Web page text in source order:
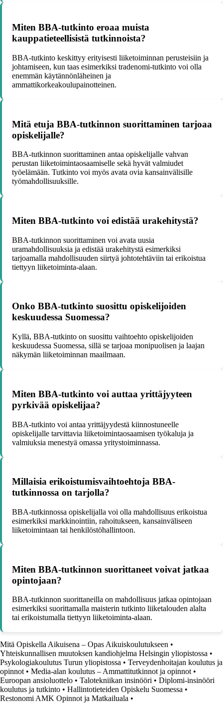
Miten BBA-tutkinto eroaa muista
kauppatieteellisistä tutkinnoista?
BBA-tutkinto keskittyy erityisesti liiketoiminnan perusteisiin ja
johtamiseen, kun taas esimerkiksi tradenomi-tutkinto voi olla
enemmän käytännönläheinen ja
ammattikorkeakoulupainotteinen.
Mitä etuja BBA-tutkinnon suorittaminen tarjoaa
opiskelijalle?
BBA-tutkinnon suorittaminen antaa opiskelijalle vahvan
perustan liiketoimintaosaamiselle sekä hyvät valmiudet
työelämään. Tutkinto voi myös avata ovia kansainvälisille
työmahdollisuuksille.
Miten BBA-tutkinto voi edistää urakehitystä?
BBA-tutkinnon suorittaminen voi avata uusia
uramahdollisuuksia ja edistää urakehitystä esimerkiksi
tarjoamalla mahdollisuuden siirtyä johtotehtäviin tai erikoistua
tiettyyn liiketoiminta-alaan.
Onko BBA-tutkinto suosittu opiskelijoiden
keskuudessa Suomessa?
Kyllä, BBA-tutkinto on suosittu vaihtoehto opiskelijoiden
keskuudessa Suomessa, sillä se tarjoaa monipuolisen ja laajan
näkymän liiketoiminnan maailmaan.
Miten BBA-tutkinto voi auttaa yrittäjyyteen
pyrkivää opiskelijaa?
BBA-tutkinto voi antaa yrittäjyydestä kiinnostuneelle
opiskelijalle tarvittavia liiketoimintaosaamisen työkaluja ja
valmiuksia menestyä omassa yritystoiminnassa.
Millaisia erikoistumisvaihtoehtoja BBA-
tutkinnossa on tarjolla?
BBA-tutkinnossa opiskelijalla voi olla mahdollisuus erikoistua
esimerkiksi markkinointiin, rahoitukseen, kansainväliseen
liiketoimintaan tai henkilöstöhallintoon.
Miten BBA-tutkinnon suorittaneet voivat jatkaa
opintojaan?
BBA-tutkinnon suorittaneilla on mahdollisuus jatkaa opintojaan
esimerkiksi suorittamalla maisterin tutkinto liiketalouden alalta
tai erikoistumalla tiettyyn liiketoiminta-alaan.
Mitä Opiskella Aikuisena – Opas Aikuiskoulutukseen •
Yhteiskunnallisen muutoksen kandiohjelma Helsingin yliopistossa •
Psykologiakoulutus Turun yliopistossa • Terveydenhoitajan koulutus ja
opinnot• Media-alan koulutus – Ammattitutkinnot ja opinnot•
Euroopan ansioluottelo • Talotekniikan insinööri • Diplomi-insinööri
koulutus ja tutkinto • Hallintotieteiden Opiskelu Suomessa •
Restonomi AMK Opinnot ja Matkailuala •